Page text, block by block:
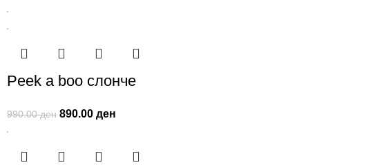
Peek a boo слонче
990.00ден 890.00ден